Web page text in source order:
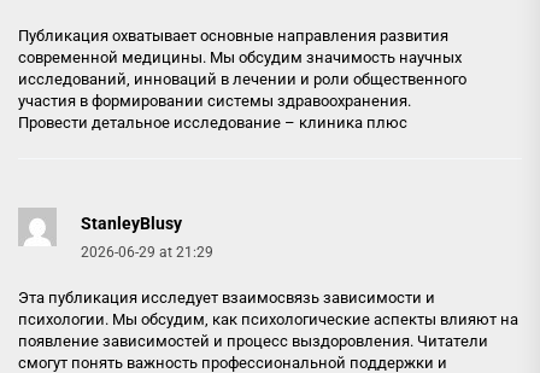
Публикация охватывает основные направления развития
современной медицины. Мы обсудим значимость научных
исследований, инноваций в лечении и роли общественного
участия в формировании системы здравоохранения.
Провести детальное исследование – клиника плюс
StanleyBlusy
2026-06-29 at 21:29
Эта публикация исследует взаимосвязь зависимости и
психологии. Мы обсудим, как психологические аспекты влияют на
появление зависимостей и процесс выздоровления. Читатели
смогут понять важность профессиональной поддержки и